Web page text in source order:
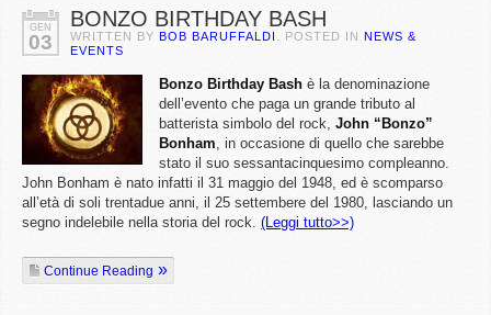
GEN
03
BONZO BIRTHDAY BASH
WRITTEN BY BOB BARUFFALDI . POSTED IN NEWS &
EVENTS
Bonzo Birthday Bash è la denominazione
dell’evento che paga un grande tributo al
batterista simbolo del rock, John “Bonzo”
Bonham, in occasione di quello che sarebbe
stato il suo sessantacinquesimo compleanno.
John Bonham è nato infatti il 31 maggio del 1948, ed è scomparso
all’età di soli trentadue anni, il 25 settembere del 1980, lasciando un
segno indelebile nella storia del rock. (Leggi tutto>>)
Continue Reading